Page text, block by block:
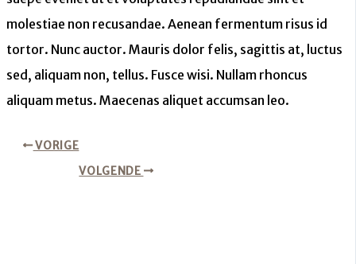
molestiae non recusandae. Aenean fermentum risus id
tortor. Nunc auctor. Mauris dolor felis, sagittis at, luctus
sed, aliquam non, tellus. Fusce wisi. Nullam rhoncus
aliquam metus. Maecenas aliquet accumsan leo.
VORIGE
VOLGENDE